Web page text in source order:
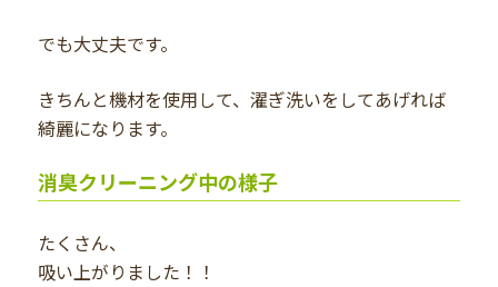
でも大丈夫です。
きちんと機材を使用して、濯ぎ洗いをしてあげれば
綺麗になります。
消臭クリーニング中の様子
たくさん、
吸い上がりました！！